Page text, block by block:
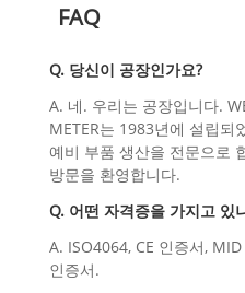
FAQ
Q. 당신이 공장인가요?
A. 네. 우리는 공장입니다.
METER는 1983년에 설립되
예비 부품 생산을 전문으로
방문을 환영합니다.
Q. 어떤 자격증을 가지고 있
A. ISO4064, CE 인증서,
인증서.